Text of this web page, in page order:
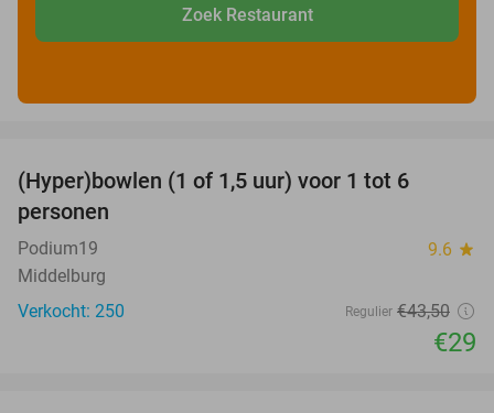
Zoek Restaurant
(Hyper)bowlen (1 of 1,5 uur) voor 1 tot 6
personen
Podium19 9.6 star
Middelburg
Verkocht: 250
Regulier €43,50
€29